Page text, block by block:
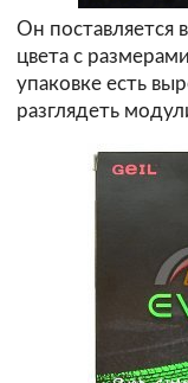
Он поставляется
цвета с
упаковке есть
разглядеть